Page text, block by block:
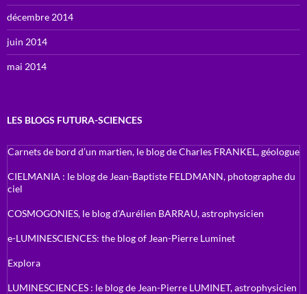
décembre 2014
juin 2014
mai 2014
LES BLOGS FUTURA-SCIENCES
Carnets de bord d’un martien, le blog de Charles FRANKEL, géologue
CIELMANIA : le blog de Jean-Baptiste FELDMANN, photographe du
ciel
COSMOGONIES, le blog d'Aurélien BARRAU, astrophysicien
e-LUMINESCIENCES: the blog of Jean-Pierre Luminet
Explora
LUMINESCIENCES : le blog de Jean-Pierre LUMINET, astrophysicien